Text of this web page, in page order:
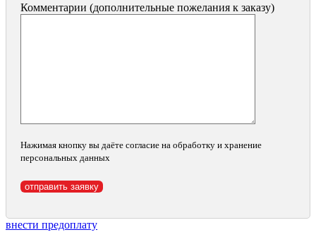
Комментарии (дополнительные пожелания к заказу)
Нажимая кнопку вы даёте согласие на обработку и хранение
персональных данных
внести предоплату